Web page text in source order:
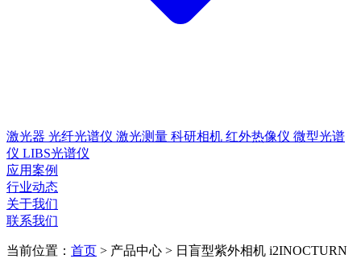
激光器 光纤光谱仪 激光测量 科研相机 红外热像仪 微型光谱
仪 LIBS光谱仪
应用案例
行业动态
关于我们
联系我们
当前位置： 首页 > 产品中心 > 日盲型紫外相机 i2INOCTURN